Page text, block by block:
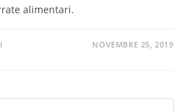
alimentari.
NOVEMBRE 25, 2019